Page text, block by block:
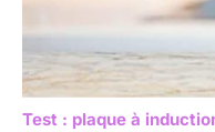
Test : plaque à